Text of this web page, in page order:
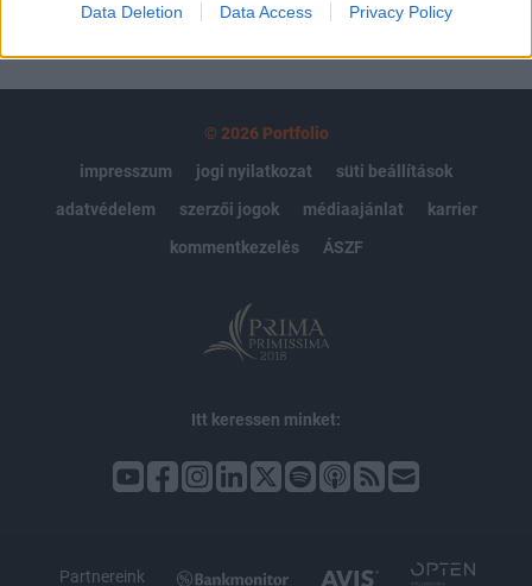
Data Deletion Data Access Privacy Policy
© 2026 Portfolio
impresszum
jogi nyilatkozat
süti beállítások
adatvédelem
szerzői jogok médiaajánlat
karrier
kommentkezelés
ÁSZF
Itt keressen minket:
Partnereink